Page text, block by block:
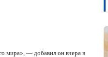
мира», — добавил он вчера в